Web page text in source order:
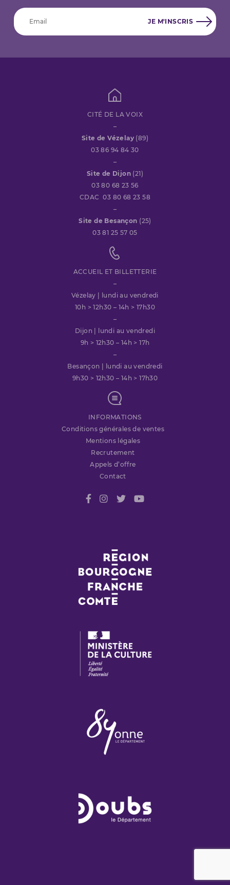
CITÉ DE LA VOIX
–
Site de Vézelay (89)
03 86 94 84 30
–
Site de Dijon (21)
03 80 68 23 56
CDAC 03 80 68 23 58
–
Site de Besançon (25)
03 81 25 57 05
ACCUEIL ET BILLETTERIE
–
Vézelay | lundi au vendredi
10h > 12h30 – 14h > 17h30
–
Dijon | lundi au vendredi
9h > 12h30 – 14h > 17h
–
Besançon | lundi au vendredi
9h30 > 12h30 – 14h > 17h30
INFORMATIONS
Conditions générales de ventes
Mentions légales
Recrutement
Appels d’offre
Contact